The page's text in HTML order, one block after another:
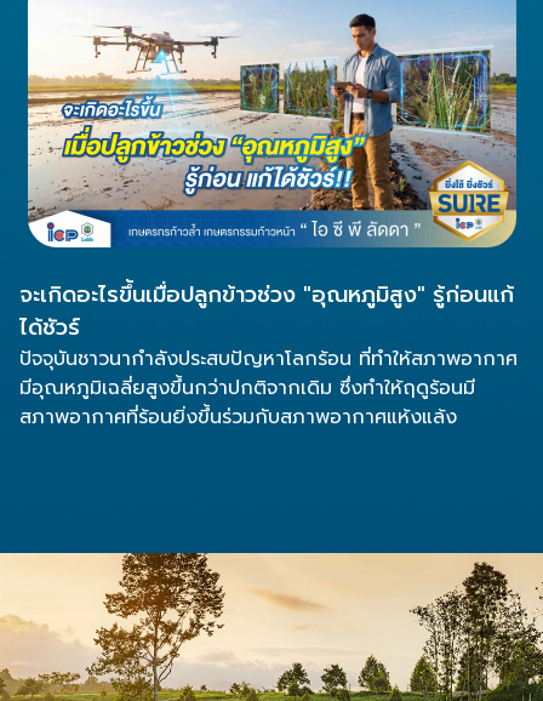
จะเกิดอะไรขึ้นเมื่อปลูกข้าวช่วง "อุณหภูมิสูง" รู้ก่อนแก้
ได้ชัวร์
ปัจจุบันชาวนากำลังประสบปัญหาโลกร้อน ที่ทำให้สภาพอากาศ
มีอุณหภูมิเฉลี่ยสูงขึ้นกว่าปกติจากเดิม ซึ่งทำให้ฤดูร้อนมี
สภาพอากาศที่ร้อนยิ่งขึ้นร่วมกับสภาพอากาศแห้งแล้ง